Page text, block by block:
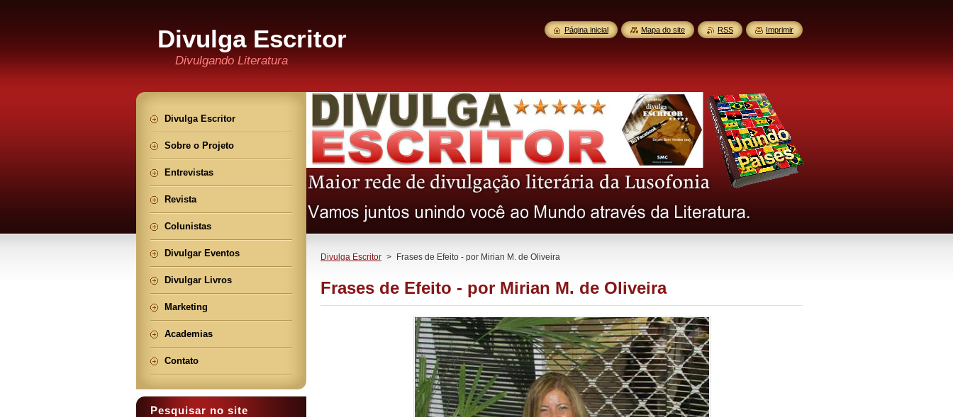
Divulga Escritor
Divulgando Literatura
Divulga Escritor > Frases de Efeito - por Mirian M. de Oliveira
Frases de Efeito - por Mirian M. de Oliveira
Divulga Escritor
Sobre o Projeto
Entrevistas
Revista
Colunistas
Divulgar Eventos
Divulgar Livros
Marketing
Academias
Contato
Pesquisar no site
Página inicial Mapa do site RSS Imprimir